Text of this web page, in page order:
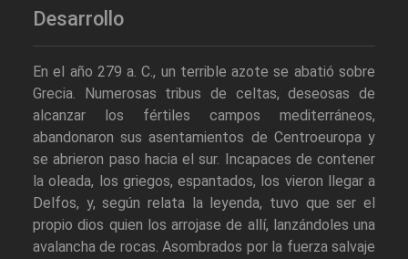
Desarrollo
En el año 279 a. C., un terrible azote se abatió sobre
Grecia. Numerosas tribus de celtas, deseosas de
alcanzar los fértiles campos mediterráneos,
abandonaron sus asentamientos de Centroeuropa y
se abrieron paso hacia el sur. Incapaces de contener
la oleada, los griegos, espantados, los vieron llegar a
Delfos, y, según relata la leyenda, tuvo que ser el
propio dios quien los arrojase de allí, lanzándoles una
avalancha de rocas. Asombrados por la fuerza salvaje